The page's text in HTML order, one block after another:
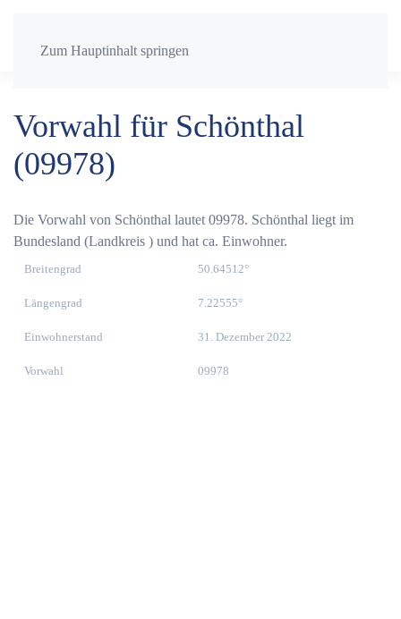
Zum Hauptinhalt springen
Vorwahl für Schönthal
(09978)
Die Vorwahl von Schönthal lautet 09978. Schönthal liegt im
Bundesland (Landkreis ) und hat ca. Einwohner.
Breitengrad 50.64512°
Längengrad 7.22555°
Einwohnerstand 31. Dezember 2022
Vorwahl 09978